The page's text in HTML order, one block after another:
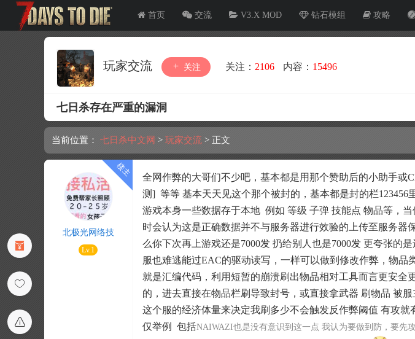
首页 交流 V3.X MOD 钻石模组 攻略
玩家交流 关注 关注： 2106 内容： 15496
七日杀存在严重的漏洞
当前位置： 七日杀中文网 > 玩家交流 > 正文
北极光网络技
Lv.1
全网作弊的大哥们不少吧，基本都是用那个赞助后的小助手或
测] 等等 基本天天见这个那个被封的，基本都是封的栏123456
游戏本身一些数据存于本地 例如 等级 子弹 技能点 物品等，
时会认为这是正确数据并不与服务器进行效验的上传至服务器
么你下次再上游戏还是7000发 扔给别人也是7000发 更夸张的
服也难逃能过EAC的驱动读写，一样可以做到修改作弊，物品
就是汇编代码，利用短暂的崩溃刷出物品相对工具而言更安全
的，进去直接在物品栏刷导致封号，或直接拿武器 刷物品 被
这个服的经济体量来决定我刷多少不会触发反作弊阈值 有攻就
仅举例 包括NAIWAZI也是没有意识到这一点 我认为要做到防，要先